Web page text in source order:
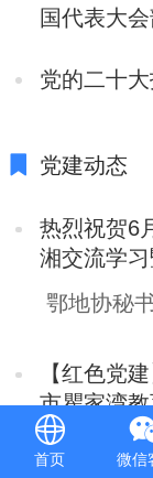
国代表大
党的二十大
党建动态
热烈祝贺6
湘交流学
成功！
鄂地协秘
【红色党
市瞿家湾
鄂地协秘
首页 微信